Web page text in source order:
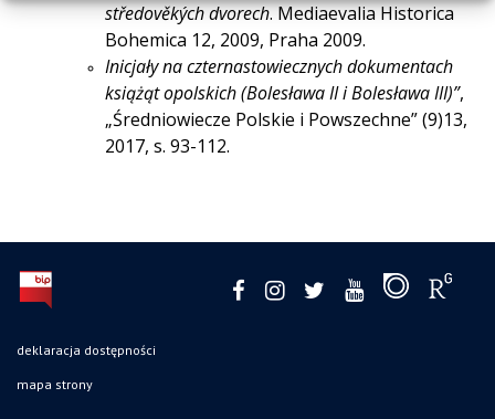
středověkých dvorech. Mediaevalia Historica
Bohemica 12, 2009, Praha 2009.
Inicjały na czternastowiecznych dokumentach
książąt opolskich (Bolesława II i Bolesława III)”,
„Średniowiecze Polskie i Powszechne” (9)13,
2017, s. 93-112.
deklaracja dostępności
mapa strony